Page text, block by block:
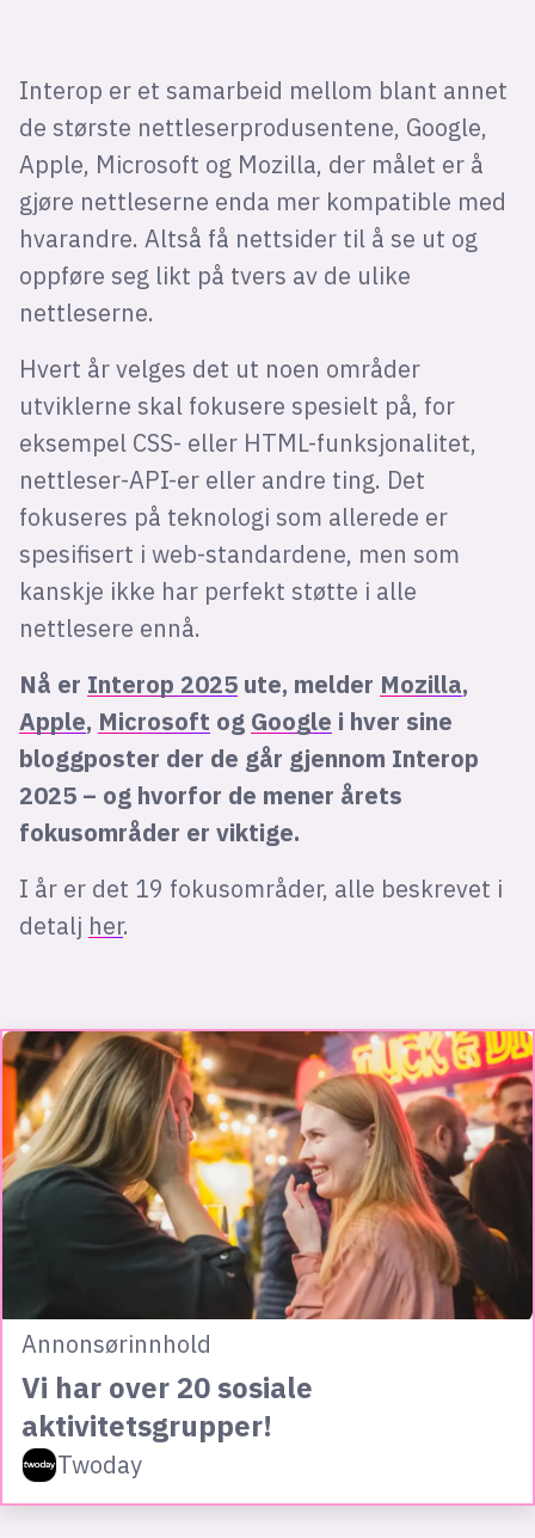
Interop er et samarbeid mellom blant annet
de største nettleserprodusentene, Google,
Apple, Microsoft og Mozilla, der målet er å
gjøre nettleserne enda mer kompatible med
hvarandre. Altså få nettsider til å se ut og
oppføre seg likt på tvers av de ulike
nettleserne.
Hvert år velges det ut noen områder
utviklerne skal fokusere spesielt på, for
eksempel CSS- eller HTML-funksjonalitet,
nettleser-API-er eller andre ting. Det
fokuseres på teknologi som allerede er
spesifisert i web-standardene, men som
kanskje ikke har perfekt støtte i alle
nettlesere ennå.
Nå er Interop 2025ute, melder Mozilla,
Apple, Microsoft og Google i hver sine
bloggposter der de går gjennom Interop
2025 – og hvorfor de mener årets
fokusområder er viktige.
I år er det 19 fokusområder, alle beskrevet i
detalj her.
Annonsørinnhold
Vi har over 20 sosiale
aktivitetsgrupper!
Twoday